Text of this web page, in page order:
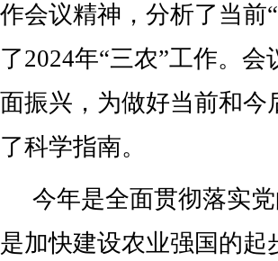
作会议精神，分析了当前
了2024年“三农”工作。
面振兴，为做好当前和今
了科学指南。
今年是全面贯彻落实
是加快建设农业强国的起